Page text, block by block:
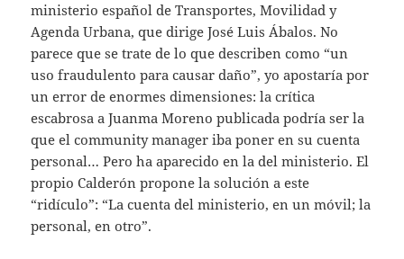
ministerio español de Transportes, Movilidad y
Agenda Urbana, que dirige José Luis Ábalos. No
parece que se trate de lo que describen como “un
uso fraudulento para causar daño”, yo apostaría por
un error de enormes dimensiones: la crítica
escabrosa a Juanma Moreno publicada podría ser la
que el community manager iba poner en su cuenta
personal… Pero ha aparecido en la del ministerio. El
propio Calderón propone la solución a este
“ridículo”: “La cuenta del ministerio, en un móvil; la
personal, en otro”.